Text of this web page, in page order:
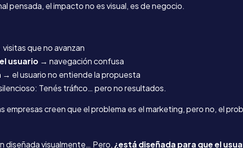
pensada, el impacto no es visual, es de negocio.
visitas que no avanzan
usuario → navegación confusa
→ el usuario no entiende la propuesta
Tenés tráfico… pero no resultados.
empresas creen que el problema es el marketing, pero no, el
diseñada visualmente… Pero, ¿está diseñada para que el